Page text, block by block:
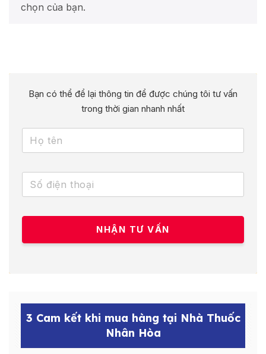
chọn của bạn.
Bạn có thể để lại thông tin để được chúng tôi tư vấn
trong thời gian nhanh nhất
3 Cam kết khi mua hàng tại Nhà Thuốc
Nhân Hòa